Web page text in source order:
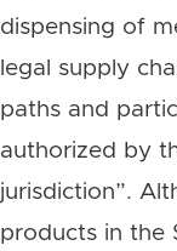
dispensing of
legal supply
paths and
authorized by
jurisdiction”.
products in the